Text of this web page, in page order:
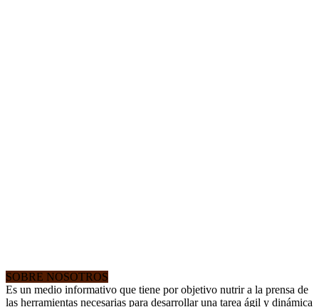
SOBRE NOSOTROS
Es un medio informativo que tiene por objetivo nutrir a la prensa de
las herramientas necesarias para desarrollar una tarea ágil y dinámica